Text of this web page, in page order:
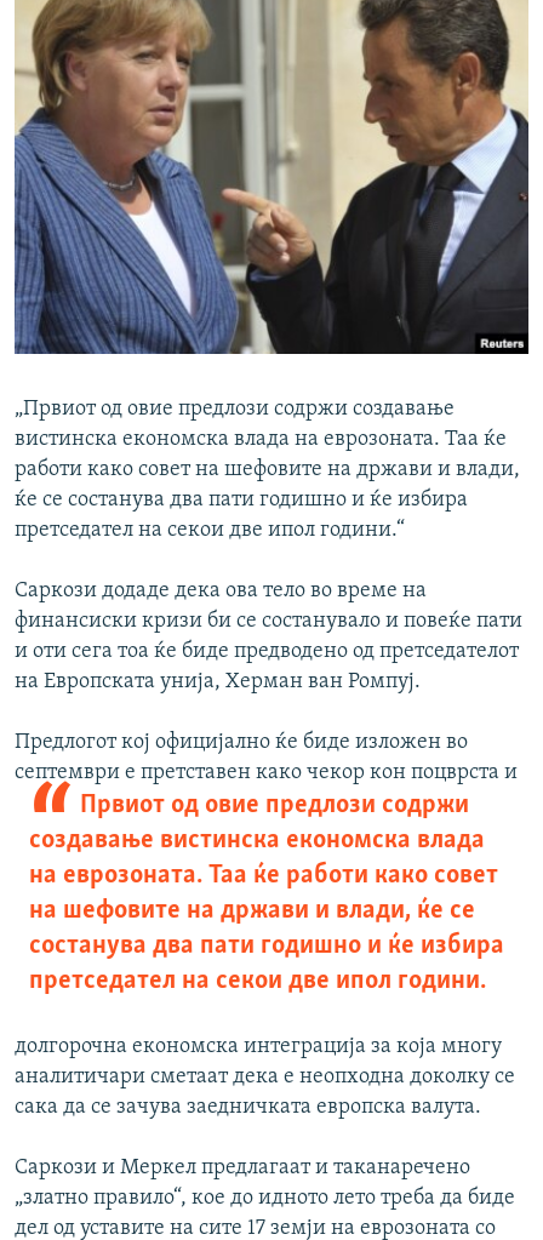
„Првиот од овие предлози содржи создавање
вистинска економска влада на еврозоната. Таа ќе
работи како совет на шефовите на држави и влади,
ќе се состанува два пати годишно и ќе избира
претседател на секои две ипол години.“
Саркози додаде дека ова тело во време на
финансиски кризи би се состанувало и повеќе пати
и оти сега тоа ќе биде предводено од претседателот
на Европската унија, Херман ван Ромпуј.
Предлогот кој официјално ќе биде изложен во
септември е претставен
Првиот од овие предлози содржи
создавање вистинска економска влада
на еврозоната. Таа ќе работи како совет
на шефовите на држави и влади, ќе се
состанува два пати годишно и ќе избира
претседател на секои две ипол години.
како чекор кон поцврста и
долгорочна економска интеграција за која многу
аналитичари сметаат дека е неопходна доколку се
сака да се зачува заедничката европска валута.
Саркози и Меркел предлагаат и таканаречено
„златно правило“, кое до идното лето треба да биде
дел од уставите на сите 17 земји на еврозоната со